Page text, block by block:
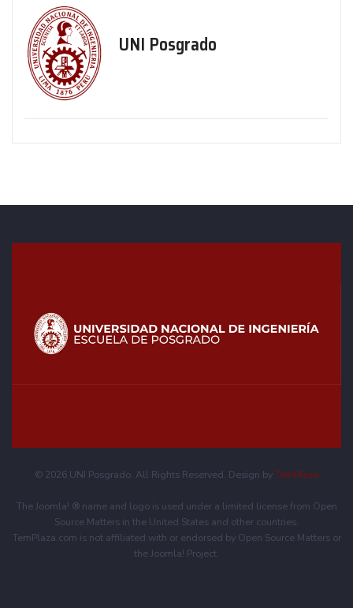
UNI Posgrado
© 2026 UNI Posgrado. All Rights Reserved. Design byTemPlaza
The Joomla! ® name and logo is used under a limited license from Open
Source Matters in the United States and other countries.
TemPlaza.com is not affiliated with or endorsed by Open Source Matters or
the Joomla! Project.